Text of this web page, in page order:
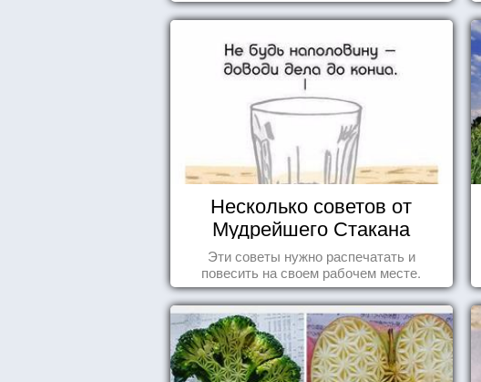
Несколько советов от
Мудрейшего Стакана
Эти советы нужно распечатать и
повесить на своем рабочем месте.